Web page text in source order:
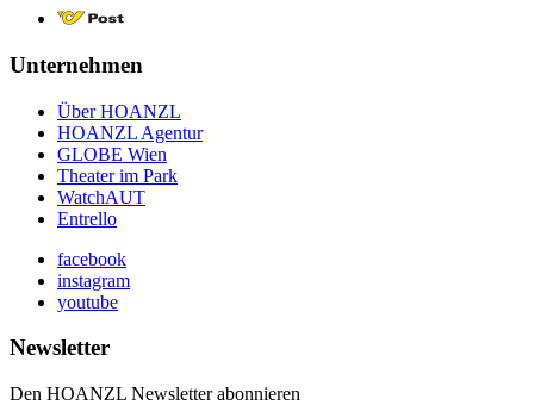
Unternehmen
Über HOANZL
HOANZL Agentur
GLOBE Wien
Theater im Park
WatchAUT
Entrello
facebook
instagram
youtube
Newsletter
Den HOANZL Newsletter abonnieren